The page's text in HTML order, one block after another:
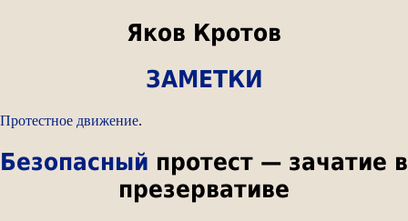
Яков Кротов
ЗАМЕТКИ
Протестное движение.
Безопасный протест — зачатие в
презервативе